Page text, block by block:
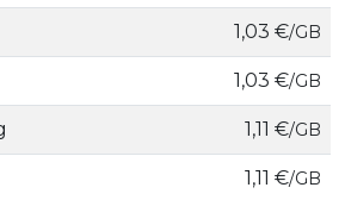
1,03 €/GB
1,03 €/GB
1,11 €/GB
1,11 €/GB